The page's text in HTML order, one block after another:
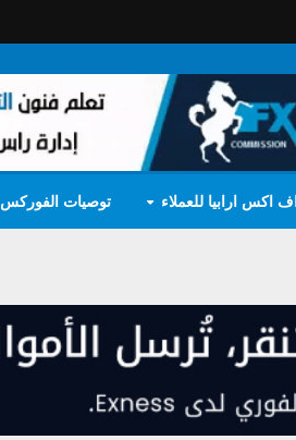
اكس ارابيا للعملاء توصيات الفوركس